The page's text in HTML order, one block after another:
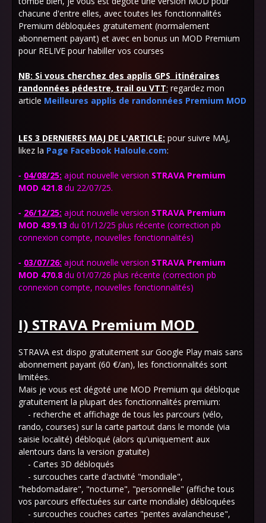
chacune d'entre elles, avec toutes les fonctionnalités
Premium débloquées gratuitement (normalement
abonnement payant) et avec en bonus un MOD Premium
pour RELIVE pour habiller vos courses
NB: Si vous cherchez des applis GPS itinéraires
randonnées pédestre, trail ou VTT: regardez mon
article Meilleures applis de randonnées Premium MOD
LES 3 DERNIERES MAJ DE L'ARTICLE: pour suivre MAJ,
likez la Page Facebook Haloule.com:
- 04/08/25: ajout nouvelle version STRAVA Premium
MOD 421.8 du 22/07/25.
- 26/12/25: ajout nouvelle version STRAVA Premium
MOD 439.13 du 01/12/25 plus récente (correction pb
connexion compte, nouvelles fonctionnalités)
- 03/07/26: ajout nouvelle version STRAVA Premium
MOD 470.8 du 01/07/26 plus récente (correction pb
connexion compte, nouvelles fonctionnalités)
I) STRAVA Premium MOD
STRAVA est dispo gratuitement sur Google Play mais sans
abonnement payant (60 €/an), les fonctionnalités sont
limitées.
Mais je vous est dégoté une MOD Premium qui débloque
gratuitement la plupart des fonctionnalités premium:
- recherche et affichage de tous les parcours (vélo,
rando, courses) sur la carte partout dans le monde (via
saisie localité) débloqué (alors qu'uniquement aux
alentours dans la version gratuite)
- Cartes 3D débloqués
- surcouches carte d'activité "mondiale",
"hebdomadaire", "nocturne", "personnelle" (affiche tous
vos parcours effectuées sur carte mondiale) débloquées
- surcouches couches cartes "pentes avalancheuse",